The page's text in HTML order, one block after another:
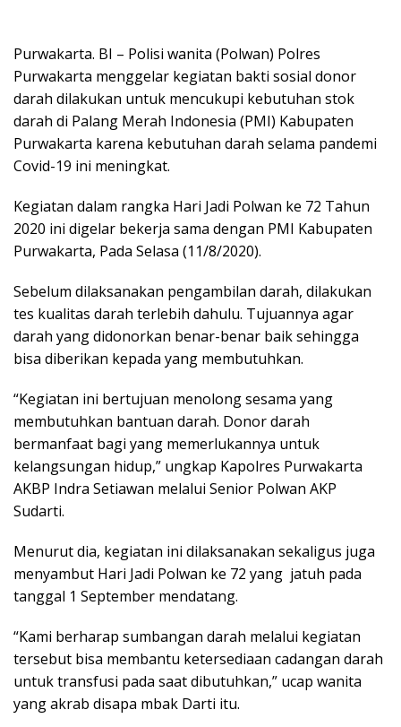
Purwakarta. BI – Polisi wanita (Polwan) Polres
Purwakarta menggelar kegiatan bakti sosial donor
darah dilakukan untuk mencukupi kebutuhan stok
darah di Palang Merah Indonesia (PMI) Kabupaten
Purwakarta karena kebutuhan darah selama pandemi
Covid-19 ini meningkat.
Kegiatan dalam rangka Hari Jadi Polwan ke 72 Tahun
2020 ini digelar bekerja sama dengan PMI Kabupaten
Purwakarta, Pada Selasa (11/8/2020).
Sebelum dilaksanakan pengambilan darah, dilakukan
tes kualitas darah terlebih dahulu. Tujuannya agar
darah yang didonorkan benar-benar baik sehingga
bisa diberikan kepada yang membutuhkan.
“Kegiatan ini bertujuan menolong sesama yang
membutuhkan bantuan darah. Donor darah
bermanfaat bagi yang memerlukannya untuk
kelangsungan hidup,” ungkap Kapolres Purwakarta
AKBP Indra Setiawan melalui Senior Polwan AKP
Sudarti.
Menurut dia, kegiatan ini dilaksanakan sekaligus juga
menyambut Hari Jadi Polwan ke 72 yang jatuh pada
tanggal 1 September mendatang.
“Kami berharap sumbangan darah melalui kegiatan
tersebut bisa membantu ketersediaan cadangan darah
untuk transfusi pada saat dibutuhkan,” ucap wanita
yang akrab disapa mbak Darti itu.